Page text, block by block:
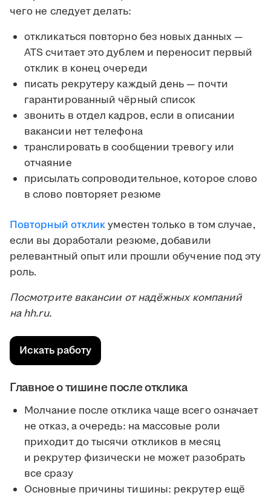
чего не следует делать:
откликаться повторно без новых данных —
ATS считает это дублем и переносит первый
отклик в конец очереди
писать рекрутеру каждый день — почти
гарантированный чёрный список
звонить в отдел кадров, если в описании
вакансии нет телефона
транслировать в сообщении тревогу или
отчаяние
присылать сопроводительное, которое слово
в слово повторяет резюме
Повторный откликуместен только в том случае,
если вы доработали резюме, добавили
релевантный опыт или прошли обучение под эту
роль.
Посмотрите вакансии от надёжных компаний
на hh.ru.
Искать работу
Главное о тишине после отклика
Молчание после отклика чаще всего означает
не отказ, а очередь: на массовые роли
приходит до тысячи откликов в месяц
и рекрутер физически не может разобрать
все сразу
Основные причины тишины: рекрутер ещё